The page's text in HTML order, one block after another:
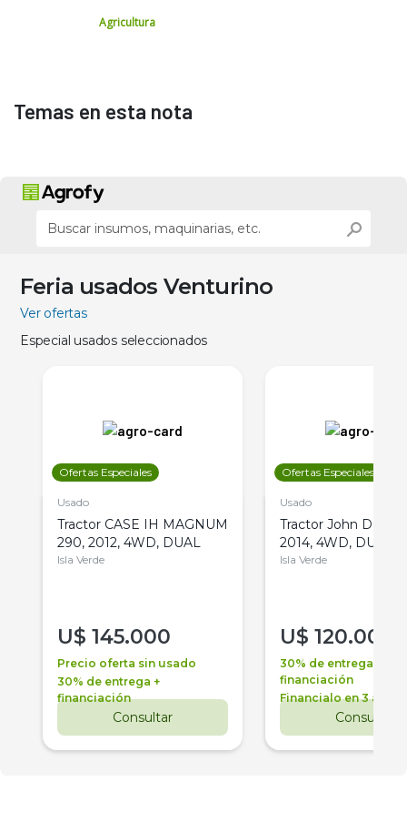
Agricultura
Temas en esta nota
Feria usados Venturino
Ver ofertas
Especial usados seleccionados
Ofertas Especiales
Usado
Tractor CASE IH MAGNUM
290, 2012, 4WD, DUAL
Isla Verde
U$ 145.000
Precio oferta sin usado
30% de entrega +
financiación
Consultar
Ofertas Especiales
Usado
Tractor John Deere
2014, 4WD, DUAL
Isla Verde
U$ 120.000
30% de entrega +
financiación
Financialo en 3 años
Consultar